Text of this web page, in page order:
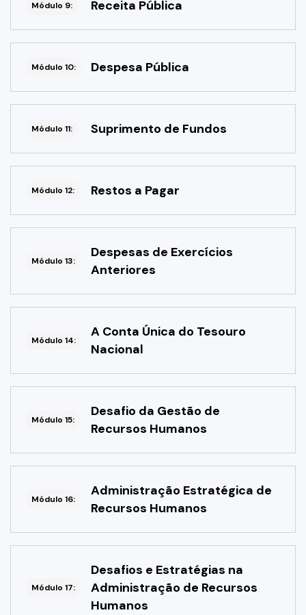
Módulo 9: Receita Pública
Módulo 10: Despesa Pública
Módulo 11: Suprimento de Fundos
Módulo 12: Restos a Pagar
Módulo 13:
Despesas de Exercícios
Anteriores
Módulo 14:
A Conta Única do Tesouro
Nacional
Módulo 15:
Desafio da Gestão de
Recursos Humanos
Módulo 16:
Administração Estratégica de
Recursos Humanos
Módulo 17:
Desafios e Estratégias na
Administração de Recursos
Humanos